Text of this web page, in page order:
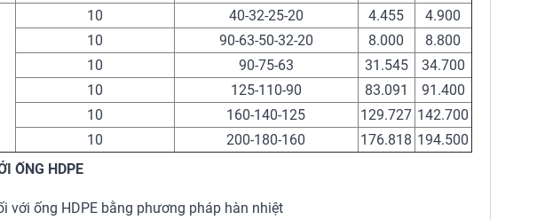
10 40-32-25-20 4.455
4.900
10
90-63-50-32-20 8.000
8.800
10
90-75-63 31.545
34.700
10
125-110-90 83.091
91.400
10
160-140-125 129.727 142.700
10
200-180-160 176.818 194.500
ỐNG HDPE
với ống HDPE bằng phương pháp hàn nhiệt